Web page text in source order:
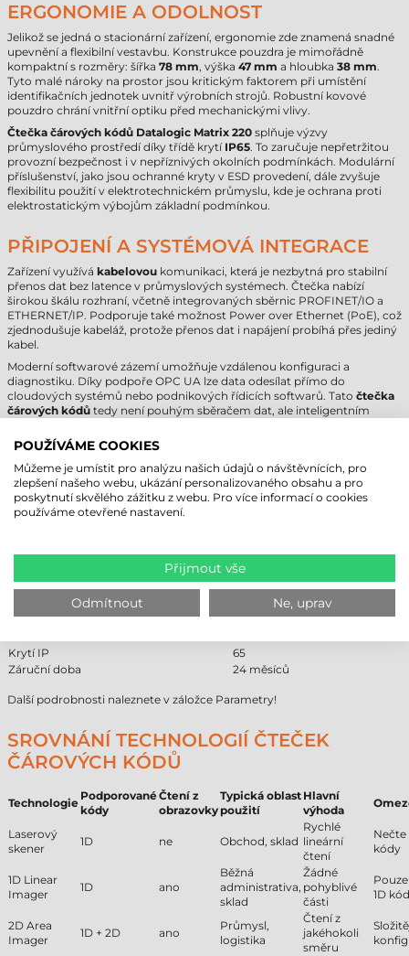
ERGONOMIE A ODOLNOST
Jelikož se jedná o stacionární zařízení, ergonomie zde znamená snadné
upevnění a flexibilní vestavbu. Konstrukce pouzdra je mimořádně
kompaktní s rozměry: šířka 78 mm, výška 47 mm a hloubka 38 mm.
Tyto malé nároky na prostor jsou kritickým faktorem při umístění
identifikačních jednotek uvnitř výrobních strojů. Robustní kovové
pouzdro chrání vnitřní optiku před mechanickými vlivy.
Čtečka čárových kódů Datalogic Matrix 220 splňuje výzvy
průmyslového prostředí díky třídě krytí IP65. To zaručuje nepřetržitou
provozní bezpečnost i v nepříznivých okolních podmínkách. Modulární
příslušenství, jako jsou ochranné kryty v ESD provedení, dále zvyšuje
flexibilitu použití v elektrotechnickém průmyslu, kde je ochrana proti
elektrostatickým výbojům základní podmínkou.
PŘIPOJENÍ A SYSTÉMOVÁ INTEGRACE
Zařízení využívá kabelovou komunikaci, která je nezbytná pro stabilní
přenos dat bez latence v průmyslových systémech. Čtečka nabízí
širokou škálu rozhraní, včetně integrovaných sběrnic PROFINET/IO a
ETHERNET/IP. Podporuje také možnost Power over Ethernet (PoE), což
zjednodušuje kabeláž, protože přenos dat i napájení probíhá přes jediný
kabel.
Moderní softwarové zázemí umožňuje vzdálenou konfiguraci a
diagnostiku. Díky podpoře OPC UA lze data odesílat přímo do
cloudových systémů nebo podnikových řídicích softwarů. Tato čtečka
čárových kódů tedy není pouhým sběračem dat, ale inteligentním
ČTEČKA ČÁROVÝCH KÓDŮ DATALOGIC
MATRIX 220 - TECHNICKÉ PARAMETRY
Značka
Technologie čtení
2D Area Imager
kabelová
Min. čtecí vzdálenost
40 cm
Max. čtecí vzdálenost
Pracovní prostředí
průmyslové
Krytí IP
65
Záruční doba
24 měsíců
Další podrobnosti naleznete v záložce Parametry!
SROVNÁNÍ TECHNOLOGIÍ ČTEČEK
ČÁROVÝCH KÓDŮ
Technologie
Podporované
kódy
Čtení z
obrazovky
Typická oblast
použití
Hlavní
výhoda
Laserový
skener
1D ne Obchod, sklad
Rychlé
lineární
čtení
Nečte
kódy
1D Linear
Imager
1D ano
Běžná
administrativa,
sklad
Žádné
pohyblivé
části
1D
2D Area
Imager
1D + 2D ano
Průmysl,
logistika
Čtení z
jakéhokoli
směru
POUŽÍVÁME COOKIES
Můžeme je umístit pro analýzu našich údajů o návštěvnících, pro
zlepšení našeho webu, ukázání personalizovaného obsahu a pro
poskytnutí skvělého zážitku z webu. Pro více informací o cookies
používáme otevřené nastavení.
Přijmout vše
Odmítnout Ne, uprav